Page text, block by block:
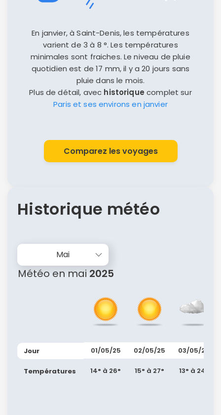
En janvier, à Saint-Denis, les températures
varient de 3 à 8 °. Les températures
minimales sont fraiches. Le niveau de pluie
quotidien est de 17 mm, il y a 20 jours sans
pluie dans le mois.
Plus de détail, avec historique complet sur
Paris et ses environs en janvier
Comparez les voyages
Historique météo
Mai
Météo en mai 2025
Jour
Températures
01/05/25
14° à 26°
02/05/25
15° à 27°
03/05/25
13° à 24°